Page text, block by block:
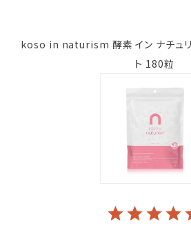
koso in naturism 酵素 イン ナチュリ
ト 180粒